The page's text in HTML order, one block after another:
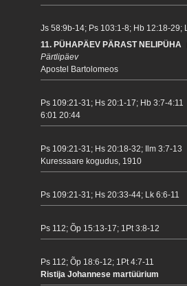
Js 58:9b-14; Ps 103:1-8; Hb 12:18-29;
11. PÜHAPÄEV PÄRAST NELIPÜHA
Pärtlipäev
Apostel Bartolomeos
Ps 109:21-31; Hs 20:1-17; Hb 3:7-4:11
6:01 20:44
Ps 109:21-31; Hs 20:18-32; Ilm 3:7-13
Kuressaare kogudus, 1910
Ps 109:21-31; Hs 20:33-44; Lk 6:6-11
Ps 112; Õp 15:13-17; 1Pt 3:8-12
Ps 112; Õp 18:6-12; 1Pt 4:7-11
Ristija Johannese martüürium